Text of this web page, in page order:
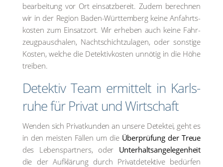
be­ar­bei­tung vor Ort ein­satz­be­reit. Zudem berech­nen
wir in der Regi­on Baden-Würt­tem­berg kei­ne Anfahrts­
kos­ten zum Ein­satz­ort. Wir erhe­ben auch kei­ne Fahr­
zeug­pau­scha­len, Nacht­schicht­zu­la­gen, oder sons­ti­ge
Kos­ten, wel­che die Detektiv­kosten unnö­tig in die Höhe
trei­ben.
Detek­tiv Team ermit­telt in Karls­
ru­he für Pri­vat und Wirt­schaft
Wen­den sich Pri­vat­kun­den an unse­re Detek­tei, geht es
in den meis­ten Fäl­len um die Über­prü­fung der Treue
des Lebens­part­ners, oder Unter­halts­an­ge­le­gen­heit
die der Auf­klä­rung durch Pri­vat­de­tek­ti­ve bedür­fen